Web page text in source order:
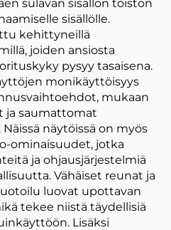
sulavan sisällön toiston
sisällölle.
kehittyneillä
joiden ansiosta
pysyy tasaisena.
monikäyttöisyys
mukaan
ja saumattomat
näytöissä on myös
ominaisuudet, jotka
ja ohjausjärjestelmiä
Vähäiset reunat ja
luovat upottavan
tekee niistä täydellisiä
Lisäksi